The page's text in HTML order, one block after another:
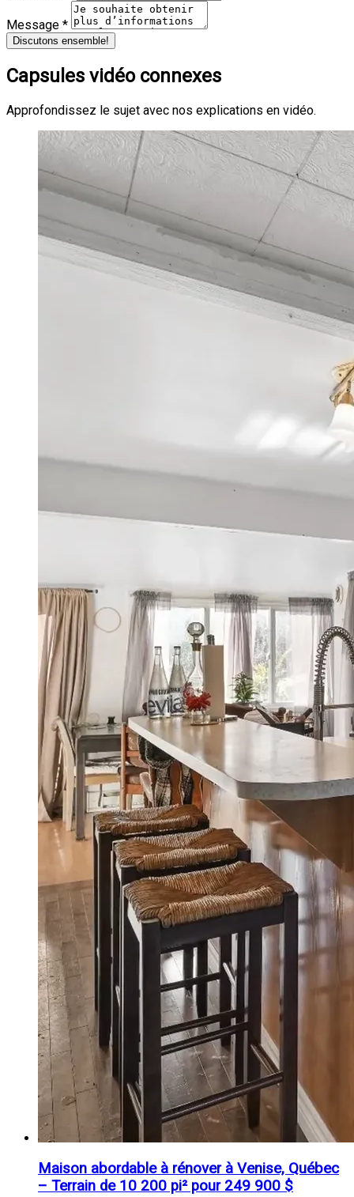
Message *
Discutons ensemble!
Capsules vidéo connexes
Approfondissez le sujet avec nos explications en vidéo.
Maison abordable à rénover à Venise, Québec
– Terrain de 10 200 pi² pour 249 900 $